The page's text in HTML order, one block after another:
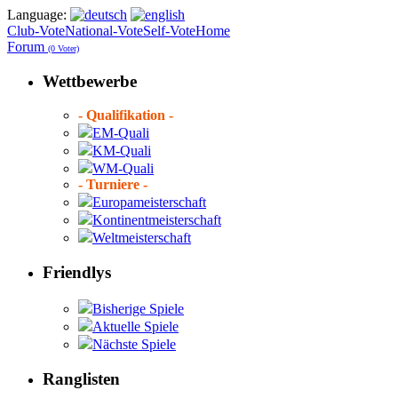
Language:
Club-VoteNational-VoteSelf-VoteHome
Forum (0 Voter)
Wettbewerbe
- Qualifikation -
EM-Quali
KM-Quali
WM-Quali
- Turniere -
Europameisterschaft
Kontinentmeisterschaft
Weltmeisterschaft
Friendlys
Bisherige Spiele
Aktuelle Spiele
Nächste Spiele
Ranglisten